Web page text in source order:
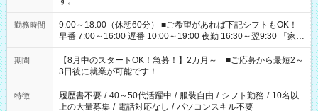
勤務時間
9:00～18:00（休憩60分） ■ご希望があれば下記シフトもOK！
早番 7:00～16:00 遅番 10:00～19:00 夜勤 16:30～翌9:30 「家族
と休みを合わせたい」 「余裕を持って夕飯の準備がしたい」
「できれば残業はしたくない」 など、ご希望を教えてください
ね。 ※Wワーク希望の方へ 今ご覧のお仕事で希望する勤務時間
と、もう1つのお仕事の勤務時間。 合計で週40時間を超える場
合は応募できません。
期間
【8月中のスタートOK！急募！】2カ月～ ■ご応募から最短2～
3日後に就業が可能です！
特徴 履歴書不要 / 40～50代活躍中 / 服装自由 / シフト勤務 / 10名以
上の大量募集 / 電話対応なし / パソコンスキル不要